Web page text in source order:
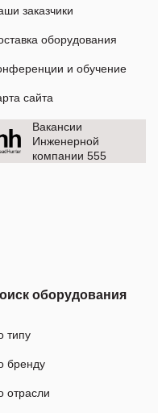
заказчики
оборудования
и обучение
сайта
Вакансии
Инженерной
компании 555
оборудования
типу
бренду
отрасли